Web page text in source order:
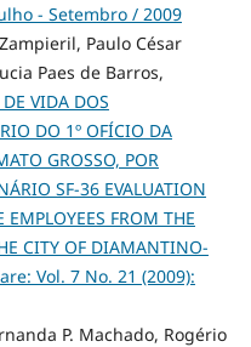
- Setembro / 2009
Paulo César
Paes de Barros,
VIDA DOS
DO 1º OFÍCIO DA
GROSSO, POR
SF-36 EVALUATION
FROM THE
CITY OF DIAMANTINO-
Vol. 7 No. 21 (2009):
P. Machado, Rogério